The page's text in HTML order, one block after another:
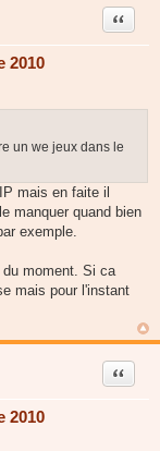
2010
Citer
un we jeux dans le
mais en faite il
manquer quand bien
exemple.
moment. Si ca
mais pour l'instant
2010
Citer